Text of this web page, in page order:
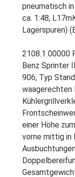
pneumatisch
ca. 1:48,
Lagerspuren)
2108.1 00000
Benz Sprinter
906, Typ
waagerechten
einer Höhe
vorne mittig in